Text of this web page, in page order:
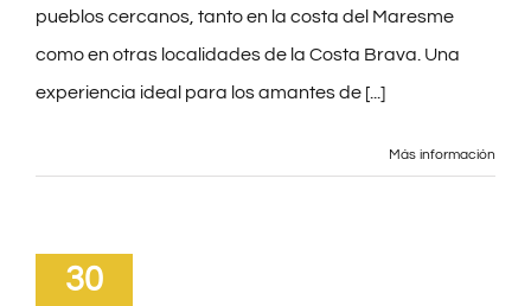
PRE-CHECKIN
pueblos cercanos, tanto en la costa del Maresme
como en otras localidades de la Costa Brava. Una
experiencia ideal para los amantes de [...]
Más información
30